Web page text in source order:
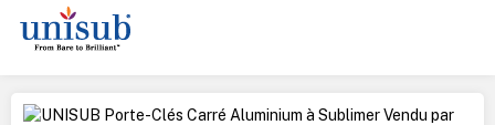
Ignorer la galerie d'images